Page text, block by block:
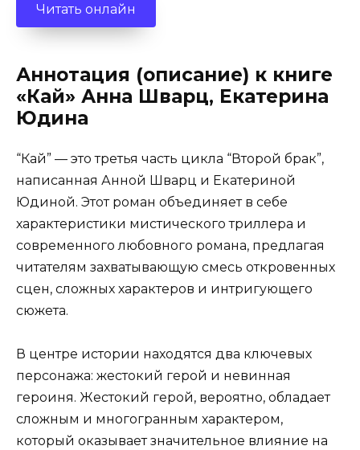
Читать онлайн
Аннотация (описание) к книге
«Кай» Анна Шварц, Екатерина
Юдина
“Кай” — это третья часть цикла “Второй брак”,
написанная Анной Шварц и Екатериной
Юдиной. Этот роман объединяет в себе
характеристики мистического триллера и
современного любовного романа, предлагая
читателям захватывающую смесь откровенных
сцен, сложных характеров и интригующего
сюжета.
В центре истории находятся два ключевых
персонажа: жестокий герой и невинная
героиня. Жестокий герой, вероятно, обладает
сложным и многогранным характером,
который оказывает значительное влияние на